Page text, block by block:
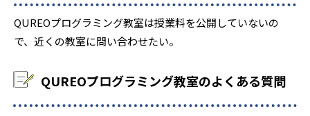
QUREOプログラミング教室は授業料を公開していないの
で、近くの教室に問い合わせたい。
QUREOプログラミング教室のよくある質問